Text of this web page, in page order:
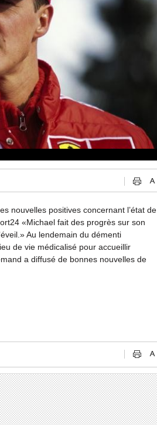
nouvelles positives concernant l’état de
«Michael fait des progrès sur son
Au lendemain du démenti
de vie médicalisé pour accueillir
a diffusé de bonnes nouvelles de